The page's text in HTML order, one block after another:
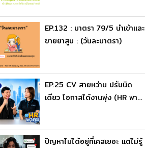
EP.132 : มาตรา 79/5 นำเข้าและ
ขายยาสูบ : (วันละมาตรา)
EP.25 CV สายหว่าน ปรับนิด
เดียว โอกาสได้งานพุ่ง (HR พา
ปัญหาไม่ได้อยู่ที่เคสเยอะ แต่ไม่รู้